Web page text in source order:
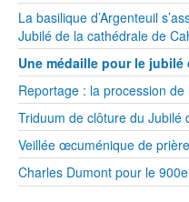
La basilique d’Argenteuil
Jubilé de la cathédrale de
Une médaille pour le
Reportage : la procession de
Triduum de clôture du Jubilé
Veillée œcuménique de
Charles Dumont pour le